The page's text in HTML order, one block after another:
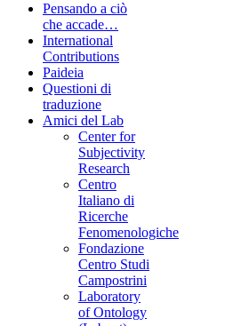
Pensando a ciò
che accade…
International
Contributions
Paideia
Questioni di
traduzione
Amici del Lab
Center for
Subjectivity
Research
Centro
Italiano di
Ricerche
Fenomenologiche
Fondazione
Centro Studi
Campostrini
Laboratory
of Ontology